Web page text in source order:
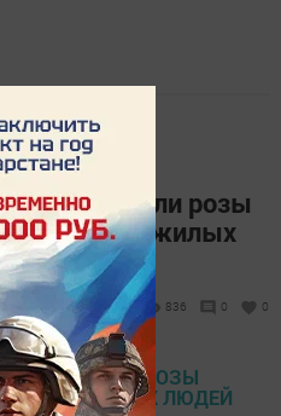
подарили розы
Декады пожилых
2019 -
836 0 0